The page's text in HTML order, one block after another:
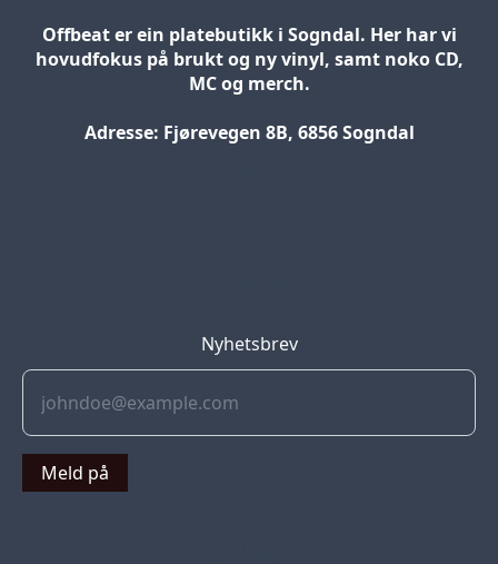
Offbeat er ein platebutikk i Sogndal. Her har vi
hovudfokus på brukt og ny vinyl, samt noko CD,
MC og merch.
Adresse: Fjørevegen 8B, 6856 Sogndal
Nyhetsbrev
Meld på